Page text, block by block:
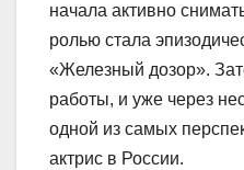
начала активно
ролью стала
«Железный дозор».
работы, и уже через
одной из самых
актрис в России.